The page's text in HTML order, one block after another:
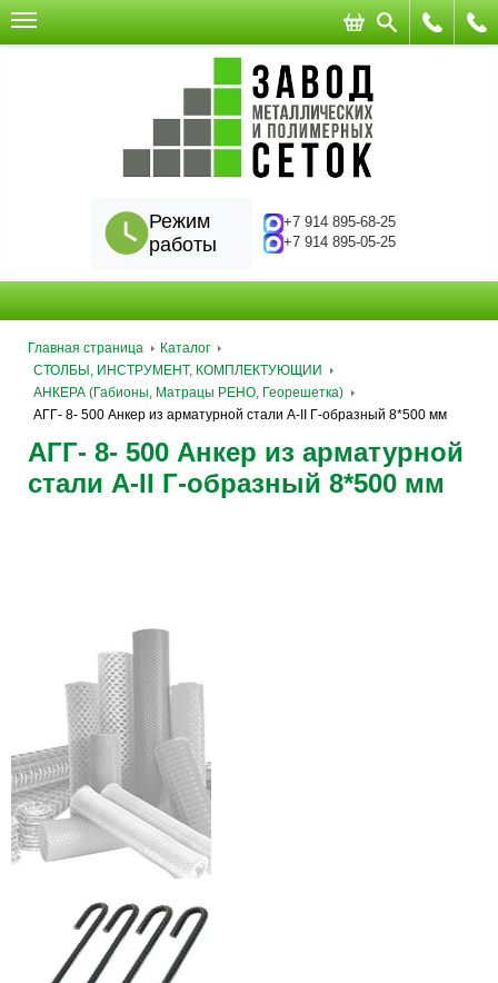
+7 914 895-68-25
+7 914 895-05-25
Режим
работы
Главная страница
Каталог
СТОЛБЫ, ИНСТРУМЕНТ, КОМПЛЕКТУЮЩИИ
АНКЕРА (Габионы, Матрацы РЕНО, Георешетка)
АГГ- 8- 500 Анкер из арматурной стали А-II Г-образный 8*500 мм
АГГ- 8- 500 Анкер из арматурной
стали А-II Г-образный 8*500 мм